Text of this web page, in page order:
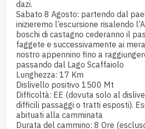
dazi.
Sabato 8 Agosto: partendo dal
inizieremo l’escursione risalendo
boschi di castagno cederanno il
faggete e successivamente ai
nostro appennino fino a
passando dal Lago Scaffaiolo
Lunghezza: 17 Km
Dislivello positivo 1500 Mt
Difficoltà: EE (dovuta solo al
difficili passaggi o tratti esposti).
abituati alla camminata
Durata del cammino: 8 Ore